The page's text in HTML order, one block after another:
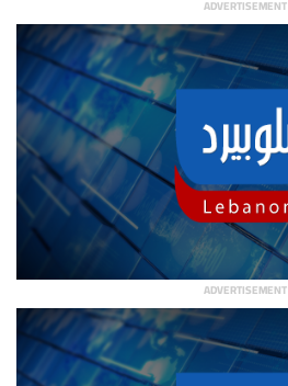
ADVERTISEMENT
ADVERTISEMENT